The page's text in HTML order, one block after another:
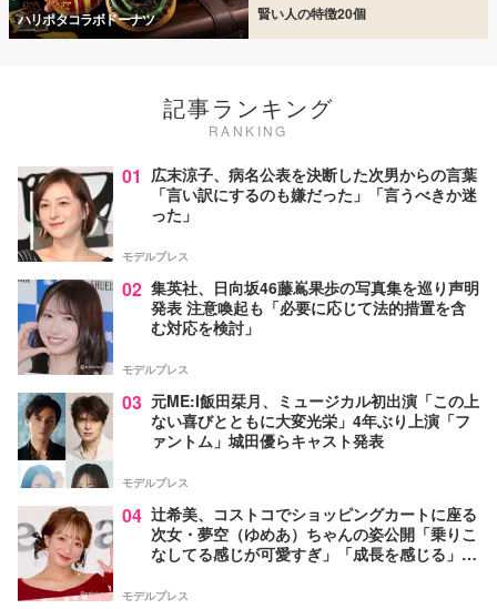
ハリポタコラボドーナツ 賢い人の特徴20個
記事ランキング
RANKING
01 広末涼子、病名公表を決断した次男からの言葉
「言い訳にするのも嫌だった」「言うべきか迷
った」
モデルプレス
02 集英社、日向坂46藤嶌果歩の写真集を巡り声明
発表 注意喚起も「必要に応じて法的措置を含
む対応を検討」
モデルプレス
03 元ME:I飯田栞月、ミュージカル初出演「この上
ない喜びとともに大変光栄」4年ぶり上演「フ
ァントム」城田優らキャスト発表
モデルプレス
04 辻希美、コストコでショッピングカートに座る
次女・夢空（ゆめあ）ちゃんの姿公開「乗りこ
なしてる感じが可愛すぎ」「成長を感じる」の
モデルプレス